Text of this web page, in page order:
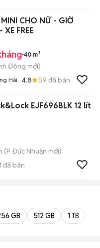
CHO NỮ - GIỜ
FREE
40 m²
Đông mới)
Hải 4.8 59 đã bán
EJF696BLK 12 lít
(P. Đức Nhuận mới)
1 đã bán
GB 512 GB 1 TB